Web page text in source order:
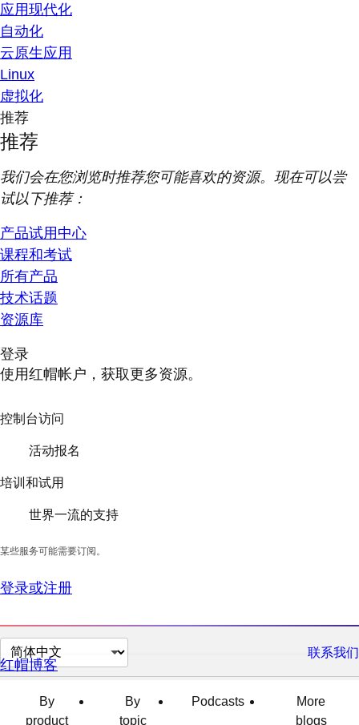
应用现代化
自动化
云原生应用
Linux
虚拟化
推荐
推荐
我们会在您浏览时推荐您可能喜欢的资源。现在可以尝
试以下推荐：
产品试用中心
课程和考试
所有产品
技术话题
资源库
登录
使用红帽帐户，获取更多资源。
控制台访问
活动报名
培训和试用
世界一流的支持
某些服务可能需要订阅。
登录或注册
切
换
联系我们
红帽博客
By
product
By
topic
Podcasts
More
blogs